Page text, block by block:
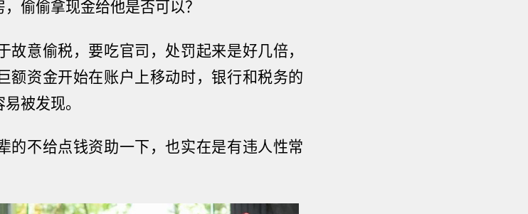
偷偷拿现金给他是否可以？
意偷税，要吃官司，处罚起来是好几倍，
额资金开始在账户上移动时，银行和税务的
被发现。
的不给点钱资助一下，也实在是有违人性常